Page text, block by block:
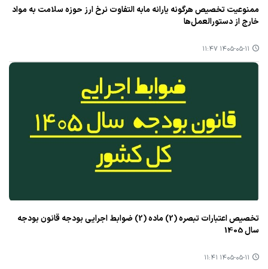
ممنوعیت تخصیص هرگونه یارانه مابه التفاوت نرخ ارز حوزه سلامت به مواد
خارج از دستورالعمل‌ها
۱۴۰۵-۰۵-۱۱ ۱۱:۴۷
تخصیص اعتبارات تبصره (2) ماده (2) ضوابط اجرایی بودجه قانون بودجه
سال 1405
۱۴۰۵-۰۵-۱۱ ۱۱:۴۱